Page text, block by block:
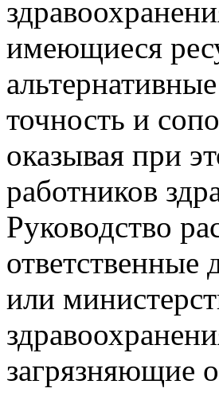
имеющиеся
точность и
оказывая при
работников
Руководство
или
загрязняющие